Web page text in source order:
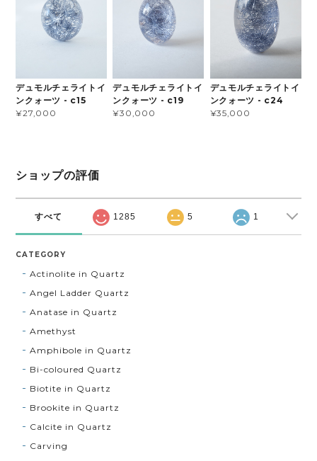
デュモルチェライトイ
ンクォーツ - c15
¥27,000
デュモルチェライトイ
ンクォーツ - c19
¥30,000
デュモルチェライトイ
ンクォーツ - c24
¥35,000
ショップの評価
すべて 1285 5 1
CATEGORY
Actinolite in Quartz
Angel Ladder Quartz
Anatase in Quartz
Amethyst
Amphibole in Quartz
Bi-coloured Quartz
Biotite in Quartz
Brookite in Quartz
Calcite in Quartz
Carving